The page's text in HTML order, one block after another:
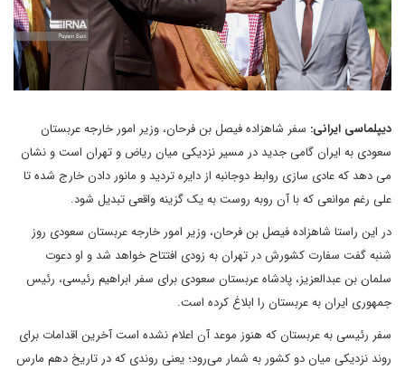
دیپلماسی ایرانی: سفر شاهزاده فیصل بن فرحان، وزیر امور خارجه عربستان
سعودی به ایران گامی جدید در مسیر نزدیکی میان ریاض و تهران است و نشان
می دهد که عادی سازی روابط دوجانبه از دایره تردید و مانور دادن خارج شده تا
علی رغم موانعی که با آن روبه روست به یک گزینه واقعی تبدیل شود.
در این راستا شاهزاده فیصل بن فرحان، وزیر امور خارجه عربستان سعودی روز
شنبه گفت سفارت کشورش در تهران به زودی افتتاح خواهد شد و او دعوت
سلمان بن عبدالعزیز، پادشاه عربستان سعودی برای سفر ابراهیم رئیسی، رئیس
جمهوری ایران به عربستان را ابلاغ کرده است.
سفر رئیسی به عربستان که هنوز موعد آن اعلام نشده است آخرین اقدامات برای
روند نزدیکی میان دو کشور به شمار می‌رود؛ یعنی روندی که در تاریخ دهم مارس